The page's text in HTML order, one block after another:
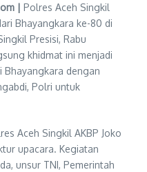
| Polres Aceh Singkil
Bhayangkara ke-80 di
Presisi, Rabu
khidmat ini menjadi
Bhayangkara dengan
Polri untuk
Aceh Singkil AKBP Joko
upacara. Kegiatan
unsur TNI, Pemerintah